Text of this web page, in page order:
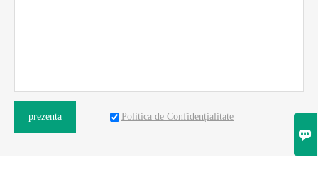
prezenta Politica de Confidențialitate
